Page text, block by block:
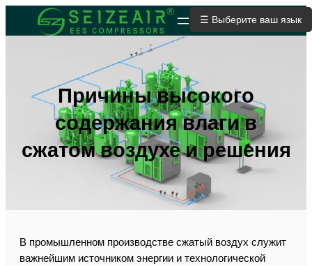
ОТПРАВИТЬ ЗАЯВКУ
☰ Выберите ваш язык
Причины высокого
содержания влаги в
сжатом воздухе и решения
В промышленном производстве сжатый воздух служит
важнейшим источником энергии и технологической